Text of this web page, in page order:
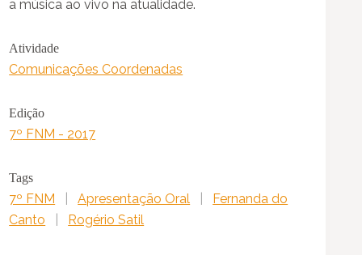
a música ao vivo na atualidade.
Atividade
Comunicações Coordenadas
Edição
7º FNM - 2017
Tags
7º FNM Apresentação Oral
Fernanda do
Canto
Rogério Satil